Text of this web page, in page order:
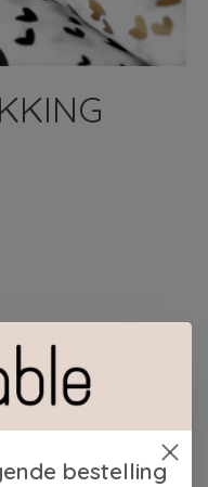
bestelling